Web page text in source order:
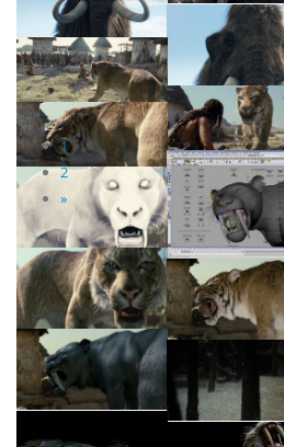
49.jpg/fileadmin/img/sas_image/galerie/
50.jpg/fileadmin/img/sas_image/galerie/
51.jpg/fileadmin/img/sas_image/galerie/
52.jpg/fileadmin/img/sas_image/galerie/
53.jpg
1
2
»